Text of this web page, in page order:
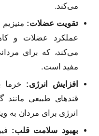
می‌کند.
تقویت عضلات:
عملکرد عضلات و
می‌کند، که برای
مفید است.
افزایش انرژی: خرما
قندهای طبیعی مانند
انرژی برای مردان
بهبود سلامت قلب: